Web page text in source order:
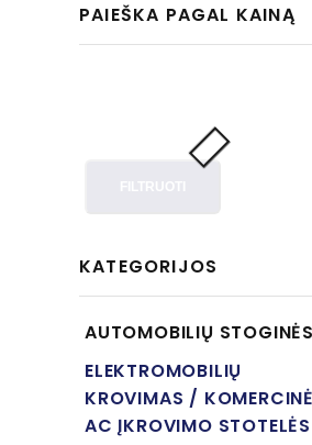
PAIEŠKA PAGAL KAINĄ
KATEGORIJOS
AUTOMOBILIŲ STOGINĖS
ELEKTROMOBILIŲ
KROVIMAS /
AC ĮKROVIMO STOTELĖS